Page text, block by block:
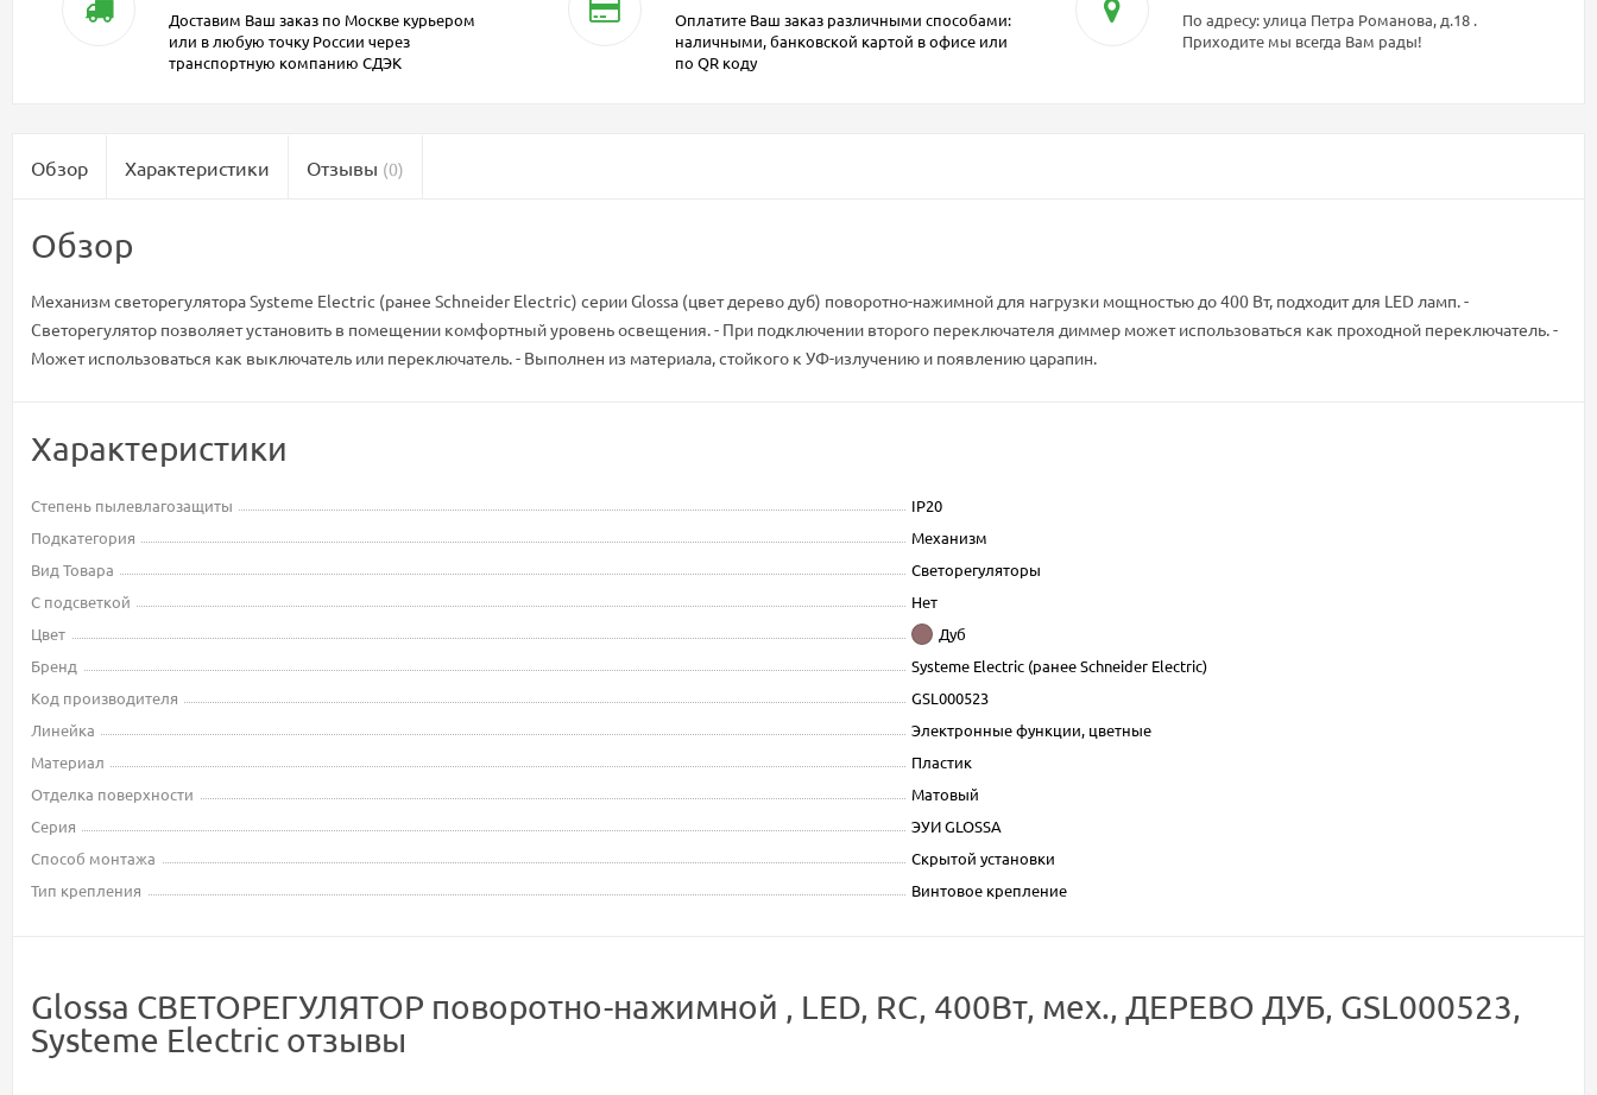
Доставим Ваш заказ по Москве курьером
или в любую точку России через
транспортную компанию СДЭК
Оплатите Ваш заказ различными способами:
наличными, банковской картой в офисе или
по QR коду
По адресу: улица Петра Романова, д.18 .
Приходите мы всегда Вам рады!
Обзор Характеристики Отзывы (0)
Обзор
Механизм светорегулятора Systeme Electric (ранее Schneider Electric) серии Glossa (цвет дерево дуб) поворотно-нажимной для нагрузки мощностью до 400 Вт, подходит для LED ламп. -
Светорегулятор позволяет установить в помещении комфортный уровень освещения. - При подключении второго переключателя диммер может использоваться как проходной переключатель. -
Может использоваться как выключатель или переключатель. - Выполнен из материала, стойкого к УФ-излучению и появлению царапин.
Характеристики
Степень пылевлагозащиты
IP20
Подкатегория
Механизм
Вид Товара
Светорегуляторы
С подсветкой
Нет
Цвет
Дуб
Бренд
Systeme Electric (ранее Schneider Electric)
Код производителя
GSL000523
Линейка
Электронные функции, цветные
Материал
Пластик
Отделка поверхности
Матовый
Серия
ЭУИ GLOSSA
Способ монтажа
Скрытой установки
Тип крепления
Винтовое крепление
Glossa СВЕТОРЕГУЛЯТОР поворотно-нажимной , LED, RC, 400Вт, мех., ДЕРЕВО ДУБ, GSL000523,
Systeme Electric отзывы